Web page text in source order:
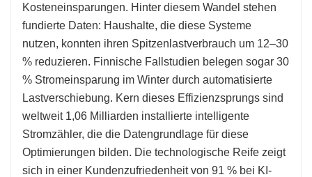
Kosteneinsparungen. Hinter diesem Wandel stehen
fundierte Daten: Haushalte, die diese Systeme
nutzen, konnten ihren Spitzenlastverbrauch um 12–30
% reduzieren. Finnische Fallstudien belegen sogar 30
% Stromeinsparung im Winter durch automatisierte
Lastverschiebung. Kern dieses Effizienzsprungs sind
weltweit 1,06 Milliarden installierte intelligente
Stromzähler, die die Datengrundlage für diese
Optimierungen bilden. Die technologische Reife zeigt
sich in einer Kundenzufriedenheit von 91 % bei KI-